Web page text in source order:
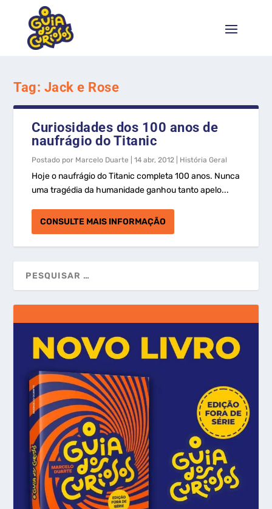
Tag: Jack e Rose
Curiosidades dos 100 anos de
naufrágio do Titanic
Postado por Marcelo Duarte |14 abr, 2012 História Geral
Hoje o naufrágio do Titanic completa 100 anos. Nunca
uma tragédia da humanidade ganhou tanto apelo...
CONSULTE MAIS INFORMAÇÃO